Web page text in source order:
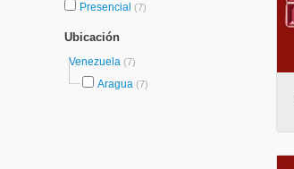
Presencial (7)
Ubicación
Venezuela (7)
Aragua (7)